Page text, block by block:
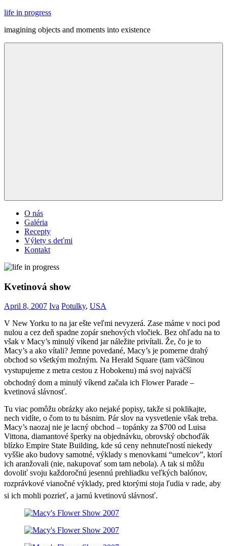
Skip
content
life in progress
imagining objects and moments into existence
O nás
Galéria
Recepty
Výlety s deťmi
Kontakt
Kvetinová show
April 8, 2007 Iva Potulky, USA
V New Yorku to na jar ešte veľmi nevyzerá. Zase máme v noci pod
nulou a cez deň spadne zopár snehových vločiek. Bez ohľadu na to
však v Macy’s minulý víkend jar náležite privítali. Že, čo je to
Macy’s a ako vítali? Jemne povedané, Macy’s je pomerne drahý
obchod so všetkým možným. Na Herald Square (tam väčšinou
vystupujeme z metra cestou z Hobokenu) má svoj najväčší
obchodný dom a minulý víkend začala ich Flower Parade –
kvetinová slávnosť.
Tu viac pomôžu obrázky ako nejaké popisy, takže si poklikajte,
nech vidíte, o čom to tu básnim. Pár slov na vysvetlenie však treba.
Macy’s naozaj nie je lacný obchod – topánky za $700 od Luisa
Vittona, diamantové šperky na objednávku, obrovský obchoďák
blízko Empire State Building, kde sú ceny nehnuteľností niekedy
vyššie ako budovy samotné, výklady s menovkami “umelcov”, ktorí
ich aranžovali (nie, nakupovať som tam nebola). A tak si môžu
dovoliť svoju každoročnú jesennú prehliadku veľkých balónov,
rozprávkové vianočné výklady, pred ktorými stoja ľudia v rade, aby
si ich mohli pozrieť, a jarnú kvetinovú slávnosť.